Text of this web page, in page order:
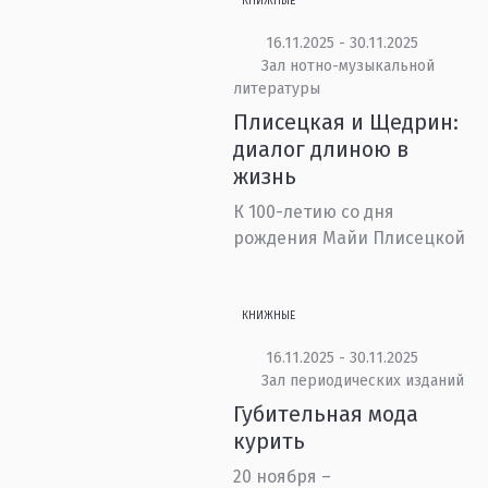
16.11.2025 - 30.11.2025
Зал нотно-музыкальной
литературы
Плисецкая и Щедрин:
диалог длиною в
жизнь
К 100-летию со дня
рождения Майи Плисецкой
КНИЖНЫЕ
16.11.2025 - 30.11.2025
Зал периодических изданий
Губительная мода
курить
20 ноября –